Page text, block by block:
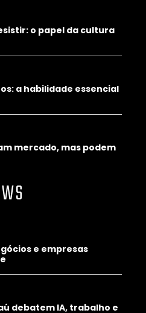
o papel da cultura
a habilidade essencial
mercado, mas podem
e empresas
debatem IA, trabalho e